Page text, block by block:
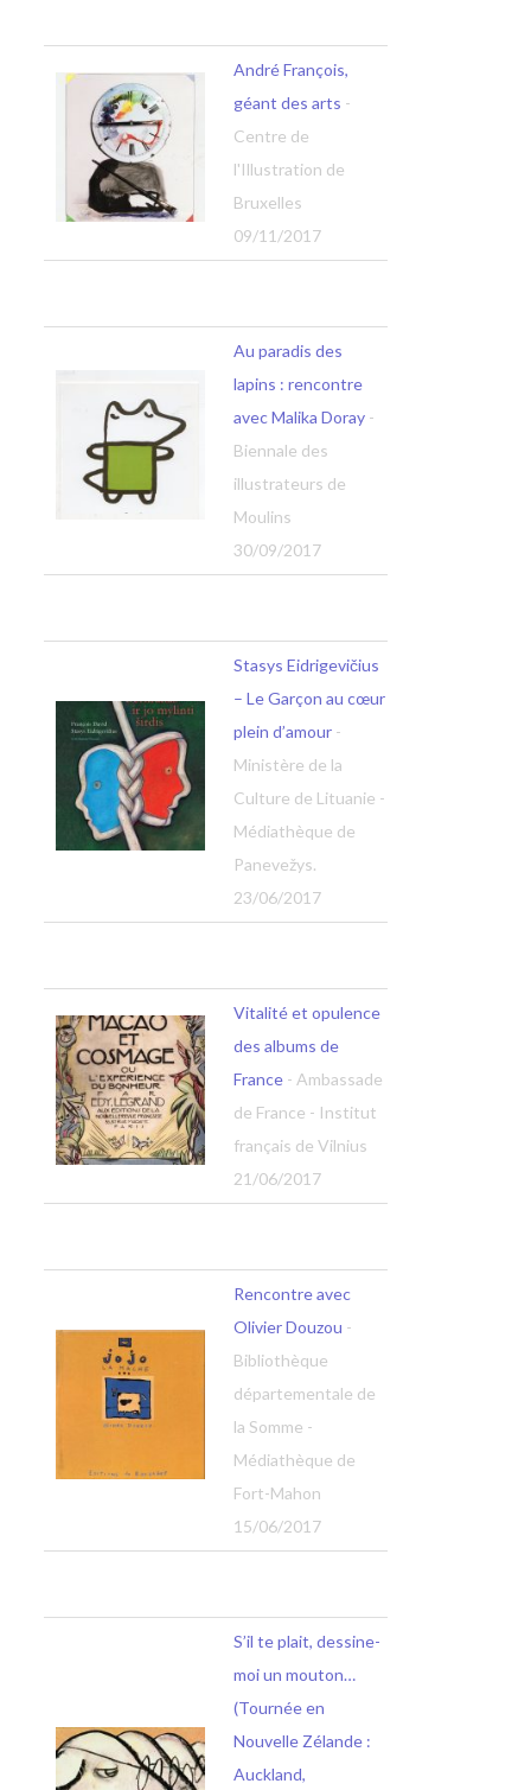
André François,
géant des arts -
Centre de
l'Illustration de
Bruxelles
09/11/2017
Au paradis des
lapins : rencontre
avec Malika Doray -
Biennale des
illustrateurs de
Moulins
30/09/2017
Stasys Eidrigevičius
– Le Garçon au cœur
plein d’amour -
Ministère de la
Culture de Lituanie -
Médiathèque de
Panevežys.
23/06/2017
Vitalité et opulence
des albums de
France - Ambassade
de France - Institut
français de Vilnius
21/06/2017
Rencontre avec
Olivier Douzou -
Bibliothèque
départementale de
la Somme -
Médiathèque de
Fort-Mahon
15/06/2017
S’il te plait, dessine-
moi un mouton…
(Tournée en
Nouvelle Zélande :
Auckland,